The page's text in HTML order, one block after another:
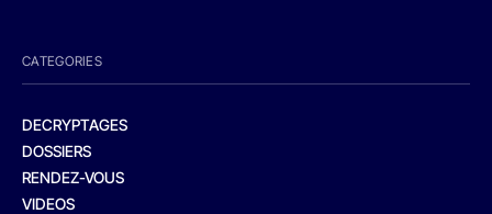
CATEGORIES
DECRYPTAGES
DOSSIERS
RENDEZ-VOUS
VIDEOS